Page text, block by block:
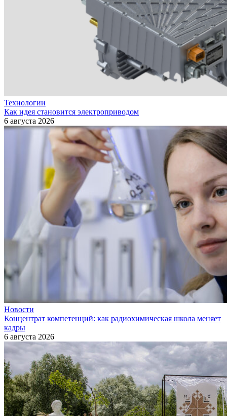
Технологии
Как идея становится электроприводом
6 августа 2026
Новости
Концентрат компетенций: как радиохимическая школа меняет
кадры
6 августа 2026